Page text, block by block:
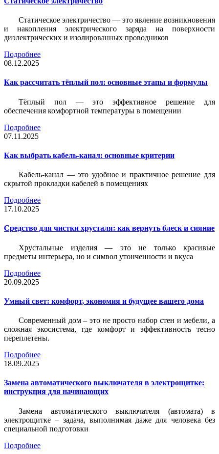
Статическое электричество — это явление возникновения
и накопления электрического заряда на поверхности
диэлектрических и изолированных проводников
Подробнее
08.12.2025
Как рассчитать тёплый пол: основные этапы и формулы
Тёплый пол — это эффективное решение для
обеспечения комфортной температуры в помещении
Подробнее
07.11.2025
Как выбрать кабель-канал: основные критерии
Кабель-канал — это удобное и практичное решение для
скрытой прокладки кабелей в помещениях
Подробнее
17.10.2025
Средство для чистки хрусталя: как вернуть блеск и сияние
Хрустальные изделия — это не только красивые
предметы интерьера, но и символ утонченности и вкуса
Подробнее
20.09.2025
Умный свет: комфорт, экономия и будущее вашего дома
Современный дом – это не просто набор стен и мебели, а
сложная экосистема, где комфорт и эффективность тесно
переплетены.
Подробнее
18.09.2025
Замена автоматического выключателя в электрощитке:
инструкция для начинающих
Замена автоматического выключателя (автомата) в
электрощитке – задача, выполнимая даже для человека без
специальной подготовки
Подробнее